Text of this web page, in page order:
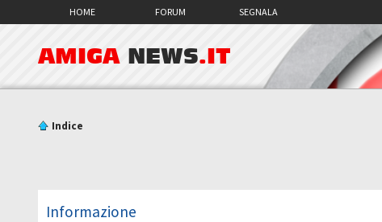
HOME FORUM SEGNALA
AMIGA NEWS.IT
Indice
Informazione